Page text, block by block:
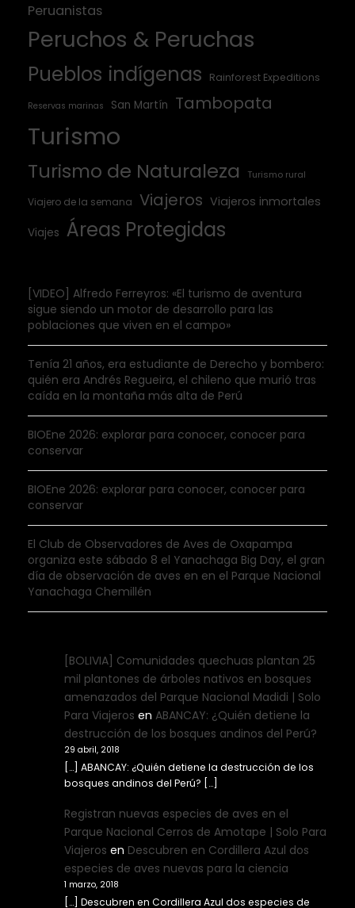
Peruanistas
Peruchos & Peruchas
Pueblos indígenas Rainforest Expeditions
Reservas marinas San Martín Tambopata
Turismo
Turismo de Naturaleza Turismo rural
Viajero de la semana Viajeros Viajeros inmortales
Viajes Áreas Protegidas
[VIDEO] Alfredo Ferreyros: «El turismo de aventura
sigue siendo un motor de desarrollo para las
poblaciones que viven en el campo»
Tenía 21 años, era estudiante de Derecho y bombero:
quién era Andrés Regueira, el chileno que murió tras
caída en la montaña más alta de Perú
BIOEne 2026: explorar para conocer, conocer para
conservar
BIOEne 2026: explorar para conocer, conocer para
conservar
El Club de Observadores de Aves de Oxapampa
organiza este sábado 8 el Yanachaga Big Day, el gran
día de observación de aves en en el Parque Nacional
Yanachaga Chemillén
[BOLIVIA] Comunidades quechuas plantan 25
mil plantones de árboles nativos en bosques
amenazados del Parque Nacional Madidi | Solo
Para Viajeros en ABANCAY: ¿Quién detiene la
destrucción de los bosques andinos del Perú?
29 abril, 2018
[…] ABANCAY: ¿Quién detiene la destrucción de los
bosques andinos del Perú? […]
Registran nuevas especies de aves en el
Parque Nacional Cerros de Amotape | Solo Para
Viajeros en Descubren en Cordillera Azul dos
especies de aves nuevas para la ciencia
1 marzo, 2018
[…] Descubren en Cordillera Azul dos especies de